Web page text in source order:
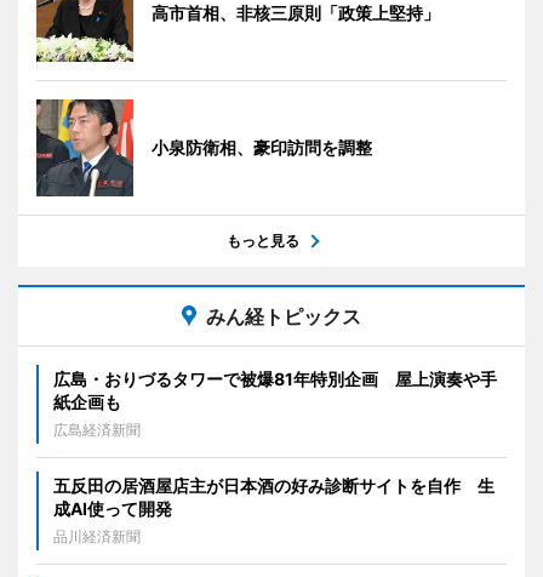
高市首相、非核三原則「政策上堅持」
小泉防衛相、豪印訪問を調整
もっと見る
みん経トピックス
広島・おりづるタワーで被爆81年特別企画 屋上演奏や手
紙企画も
広島経済新聞
五反田の居酒屋店主が日本酒の好み診断サイトを自作 生
成AI使って開発
品川経済新聞